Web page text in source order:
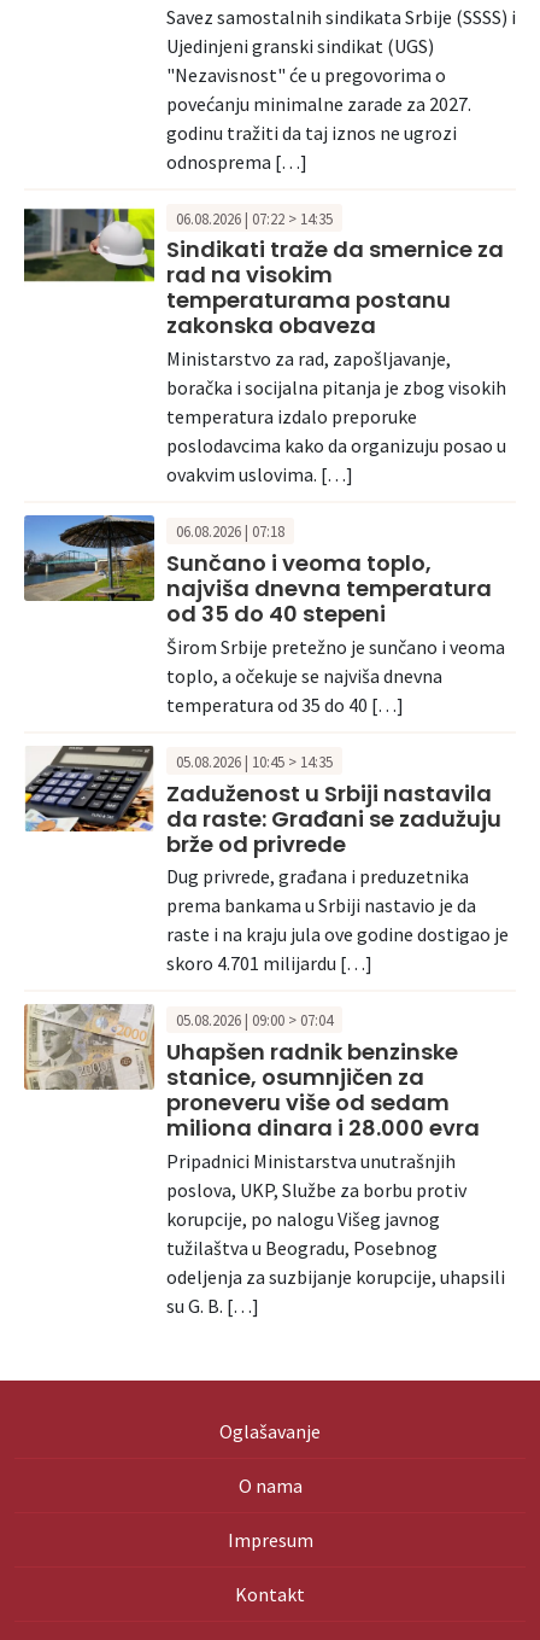
Savez samostalnih sindikata Srbije (SSSS) i
Ujedinjeni granski sindikat (UGS)
"Nezavisnost" će u pregovorima o
povećanju minimalne zarade za 2027.
godinu tražiti da taj iznos ne ugrozi
odnosprema […]
06.08.2026 | 07:22 > 14:35
Sindikati traže da smernice za
rad na visokim
temperaturama postanu
zakonska obaveza
Ministarstvo za rad, zapošljavanje,
boračka i socijalna pitanja je zbog visokih
temperatura izdalo preporuke
poslodavcima kako da organizuju posao u
ovakvim uslovima. […]
06.08.2026 | 07:18
Sunčano i veoma toplo,
najviša dnevna temperatura
od 35 do 40 stepeni
Širom Srbije pretežno je sunčano i veoma
toplo, a očekuje se najviša dnevna
temperatura od 35 do 40 […]
05.08.2026 | 10:45 > 14:35
Zaduženost u Srbiji nastavila
da raste: Građani se zadužuju
brže od privrede
Dug privrede, građana i preduzetnika
prema bankama u Srbiji nastavio je da
raste i na kraju jula ove godine dostigao je
skoro 4.701 milijardu […]
05.08.2026 | 09:00 > 07:04
Uhapšen radnik benzinske
stanice, osumnjičen za
proneveru više od sedam
miliona dinara i 28.000 evra
Pripadnici Ministarstva unutrašnjih
poslova, UKP, Službe za borbu protiv
korupcije, po nalogu Višeg javnog
tužilaštva u Beogradu, Posebnog
odeljenja za suzbijanje korupcije, uhapsili
su G. B. […]
Oglašavanje
O nama
Impresum
Kontakt